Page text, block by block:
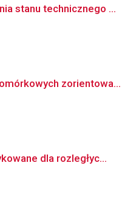
stanu technicznego ...
zorientowa...
dla rozległyc...